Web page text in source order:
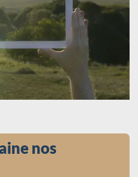
nos